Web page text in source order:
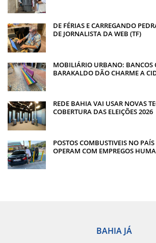
DE FÉRIAS E CARREGANDO
DE JORNALISTA DA WEB (TF)
MOBILIÁRIO URBANO: BANCOS
BARAKALDO DÃO CHARME A
REDE BAHIA VAI USAR NOVAS
COBERTURA DAS ELEIÇÕES 2026
POSTOS COMBUSTIVEIS NO
OPERAM COM EMPREGOS
BAHIA JÁ